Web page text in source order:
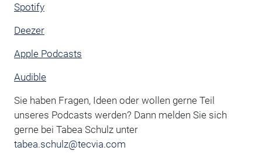
Spotify
Deezer
Apple Podcasts
Audible
Sie haben Fragen, Ideen oder wollen gerne Teil
unseres Podcasts werden? Dann melden Sie sich
gerne bei Tabea Schulz unter
tabea.schulz@tecvia.com